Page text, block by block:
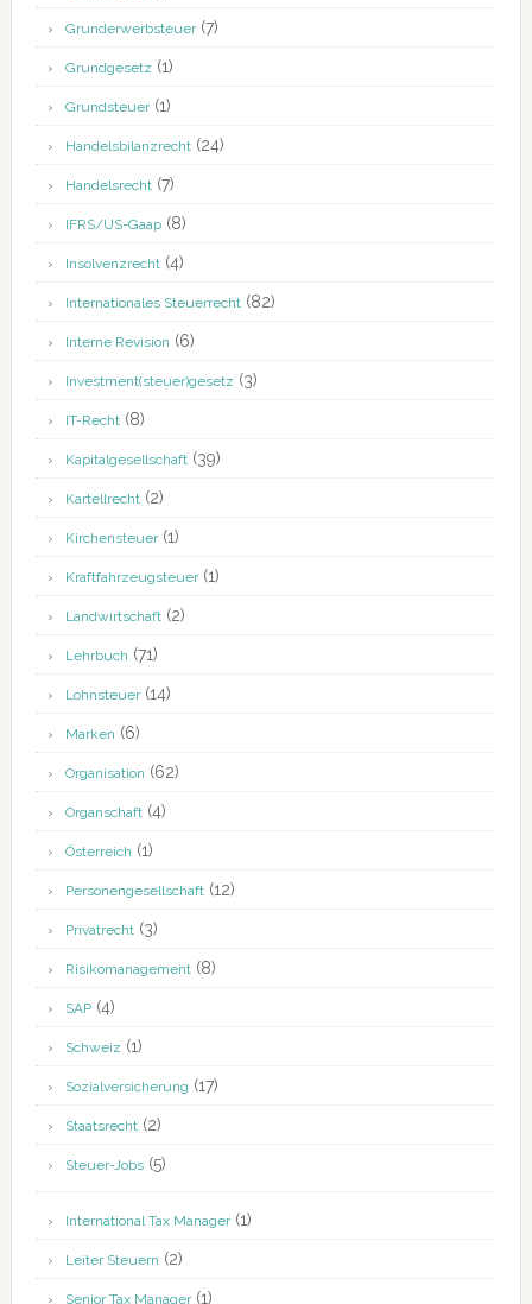
Grunderwerbsteuer(7)
Grundgesetz (1)
Grundsteuer(1)
Handelsbilanzrecht(24)
Handelsrecht(7)
IFRS/US-Gaap(8)
Insolvenzrecht(4)
Internationales Steuerrecht(82)
Interne Revision (6)
Investment(steuer)gesetz (3)
IT-Recht(8)
Kapitalgesellschaft(39)
Kartellrecht(2)
Kirchensteuer(1)
Kraftfahrzeugsteuer(1)
Landwirtschaft(2)
Lehrbuch (71)
Lohnsteuer(14)
Marken (6)
Organisation (62)
Organschaft(4)
Österreich (1)
Personengesellschaft(12)
Privatrecht(3)
Risikomanagement(8)
SAP(4)
Schweiz (1)
Sozialversicherung (17)
Staatsrecht(2)
Steuer-Jobs(5)
International Tax Manager(1)
Leiter Steuern (2)
Senior Tax Manager(1)